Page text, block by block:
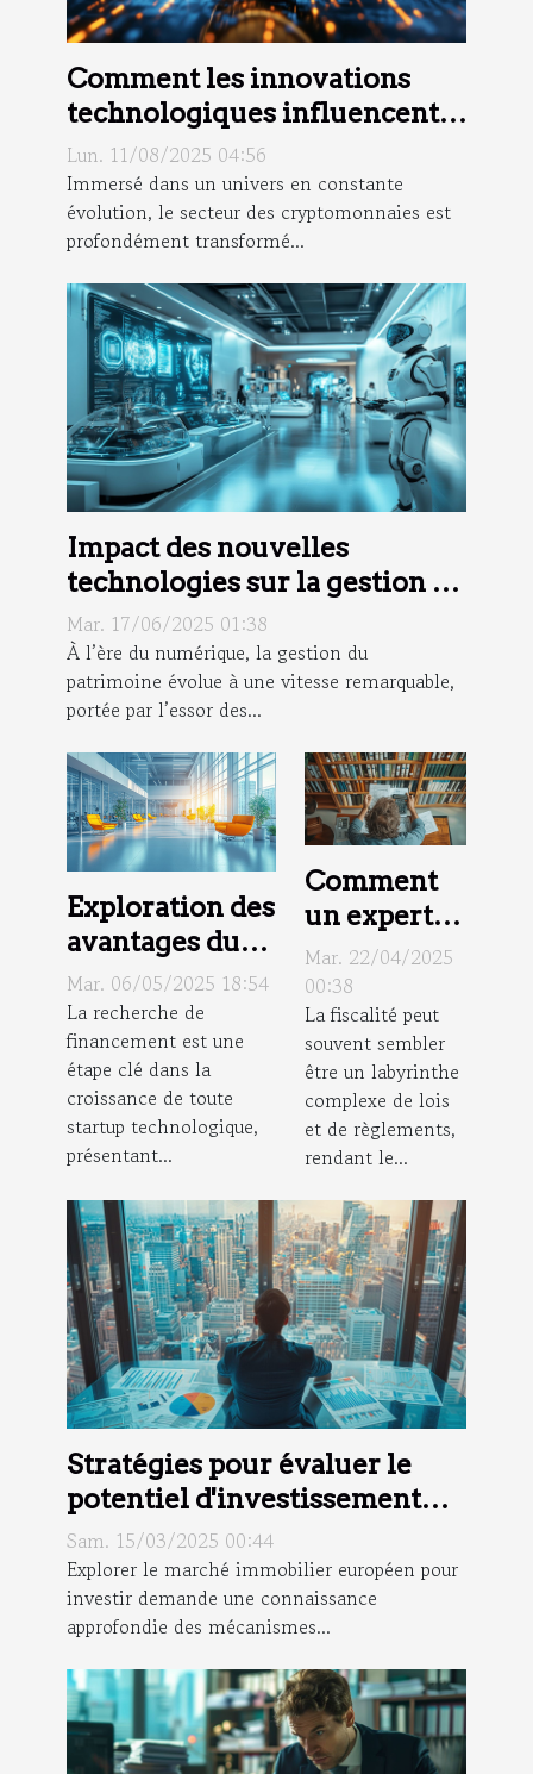
Comment les innovations
technologiques influencent-
elles l'ascension des
nouvelles cryptomonnaies ?
Lun. 11/08/2025 04:56
Immersé dans un univers en constante
évolution, le secteur des cryptomonnaies est
profondément transformé...
Impact des nouvelles
technologies sur la gestion du
patrimoine
Mar. 17/06/2025 01:38
À l’ère du numérique, la gestion du
patrimoine évolue à une vitesse remarquable,
portée par l’essor des...
Exploration des
avantages du
financement
mezzanine
pour les
startups
technologiques
Mar. 06/05/2025 18:54
La recherche de
financement est une
étape clé dans la
croissance de toute
startup technologique,
présentant...
Comment
un expert
en fiscalité
peut
optimiser
votre
déclaration
d'impôts
Mar. 22/04/2025
00:38
La fiscalité peut
souvent sembler
être un labyrinthe
complexe de lois
et de règlements,
rendant le...
Stratégies pour évaluer le
potentiel d'investissement
dans le marché immobilier
européen
Sam. 15/03/2025 00:44
Explorer le marché immobilier européen pour
investir demande une connaissance
approfondie des mécanismes...